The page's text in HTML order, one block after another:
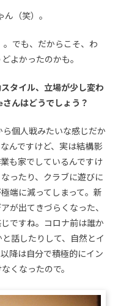
ん（笑）。
。でも、だからこそ、わ
よかったのかも。
タイル、立場が少し変わ
んはどうでしょう？
ら個人戦みたいな感じだか
んですけど、実は結構影
も家でしているんですけ
ったり、クラブに遊びに
端に減ってしまって。新
が出てきづらくなった、
ですね。コロナ前は誰か
話したりして、自然とイ
降は自分で積極的にイン
くなったので。